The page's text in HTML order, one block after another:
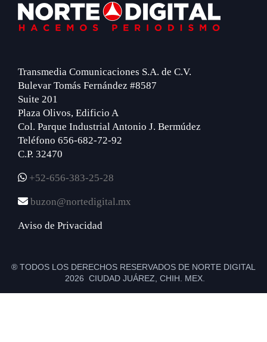
Footer
Transmedia Comunicaciones S.A. de C.V.
Bulevar Tomás Fernández #8587
Suite 201
Plaza Olivos, Edificio A
Col. Parque Industrial Antonio J. Bermúdez
Teléfono 656-682-72-92
C.P. 32470
+52-656-383-25-28
buzon@nortedigital.mx
Aviso de Privacidad
® TODOS LOS DERECHOS RESERVADOS DE NORTE DIGITAL
2026 CIUDAD JUÁREZ, CHIH. MEX.